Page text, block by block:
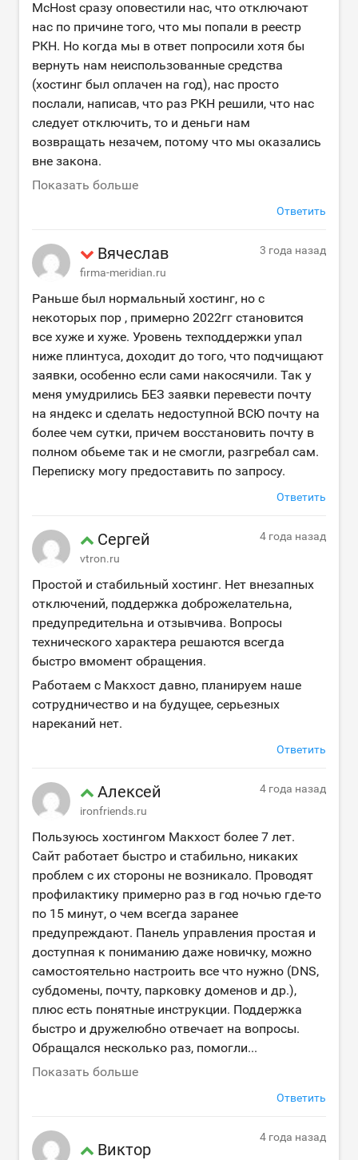
McHost сразу оповестили нас, что отключают
нас по причине того, что мы попали в реестр
РКН. Но когда мы в ответ попросили хотя бы
вернуть нам неиспользованные средства
(хостинг был оплачен на год), нас просто
послали, написав, что раз РКН решили, что нас
следует отключить, то и деньги нам
возвращать незачем, потому что мы оказались
вне закона.
Показать больше
Ответить
Вячеслав
firma-meridian.ru
3 года назад
Раньше был нормальный хостинг, но с
некоторых пор , примерно 2022гг становится
все хуже и хуже. Уровень техподдержки упал
ниже плинтуса, доходит до того, что подчищают
заявки, особенно если сами накосячили. Так у
меня умудрились БЕЗ заявки перевести почту
на яндекс и сделать недоступной ВСЮ почту на
более чем сутки, причем восстановить почту в
полном обьеме так и не смогли, разгребал сам.
Переписку могу предоставить по запросу.
Ответить
Сергей
vtron.ru
4 года назад
Простой и стабильный хостинг. Нет внезапных
отключений, поддержка доброжелательна,
предупредительна и отзывчива. Вопросы
технического характера решаются всегда
быстро вмомент обращения.
Работаем с Макхост давно, планируем наше
сотрудничество и на будущее, серьезных
нареканий нет.
Ответить
Алексей
ironfriends.ru
4 года назад
Пользуюсь хостингом Макхост более 7 лет.
Сайт работает быстро и стабильно, никаких
проблем с их стороны не возникало. Проводят
профилактику примерно раз в год ночью где-то
по 15 минут, о чем всегда заранее
предупреждают. Панель управления простая и
доступная к пониманию даже новичку, можно
самостоятельно настроить все что нужно (DNS,
субдомены, почту, парковку доменов и др.),
плюс есть понятные инструкции. Поддержка
быстро и дружелюбно отвечает на вопросы.
Обращался несколько раз, помогли...
Показать больше
Ответить
Виктор
4 года назад